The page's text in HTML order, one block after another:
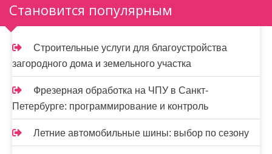
Становится популярным
Строительные услуги для благоустройства
загородного дома и земельного участка
Фрезерная обработка на ЧПУ в Санкт-
Петербурге: программирование и контроль
Летние автомобильные шины: выбор по сезону